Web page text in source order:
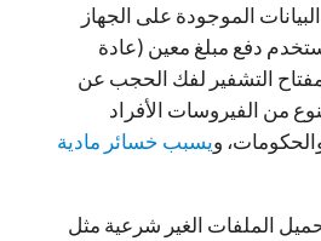
الموجودة على الجهاز
دفع مبلغ معين (عادة
مفتاح التشفير لفك الحجب عن
النوع من الفيروسات الأفراد
ويسبب خسائر مادية
الملفات الغير شرعية مثل